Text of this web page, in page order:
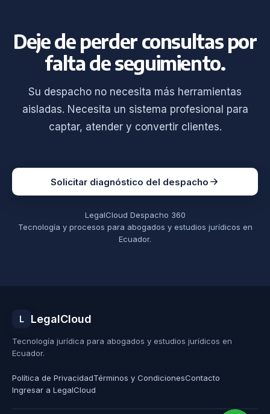
Deje de perder consultas por
falta de seguimiento.
Su despacho no necesita más herramientas
aisladas. Necesita un sistema profesional para
captar, atender y convertir clientes.
Solicitar diagnóstico del despacho
LegalCloud Despacho 360
Tecnología y procesos para abogados y estudios jurídicos en
Ecuador.
L LegalCloud
Tecnología jurídica para abogados y estudios jurídicos en
Ecuador.
Política de PrivacidadTérminos y CondicionesContacto
Ingresar a LegalCloud